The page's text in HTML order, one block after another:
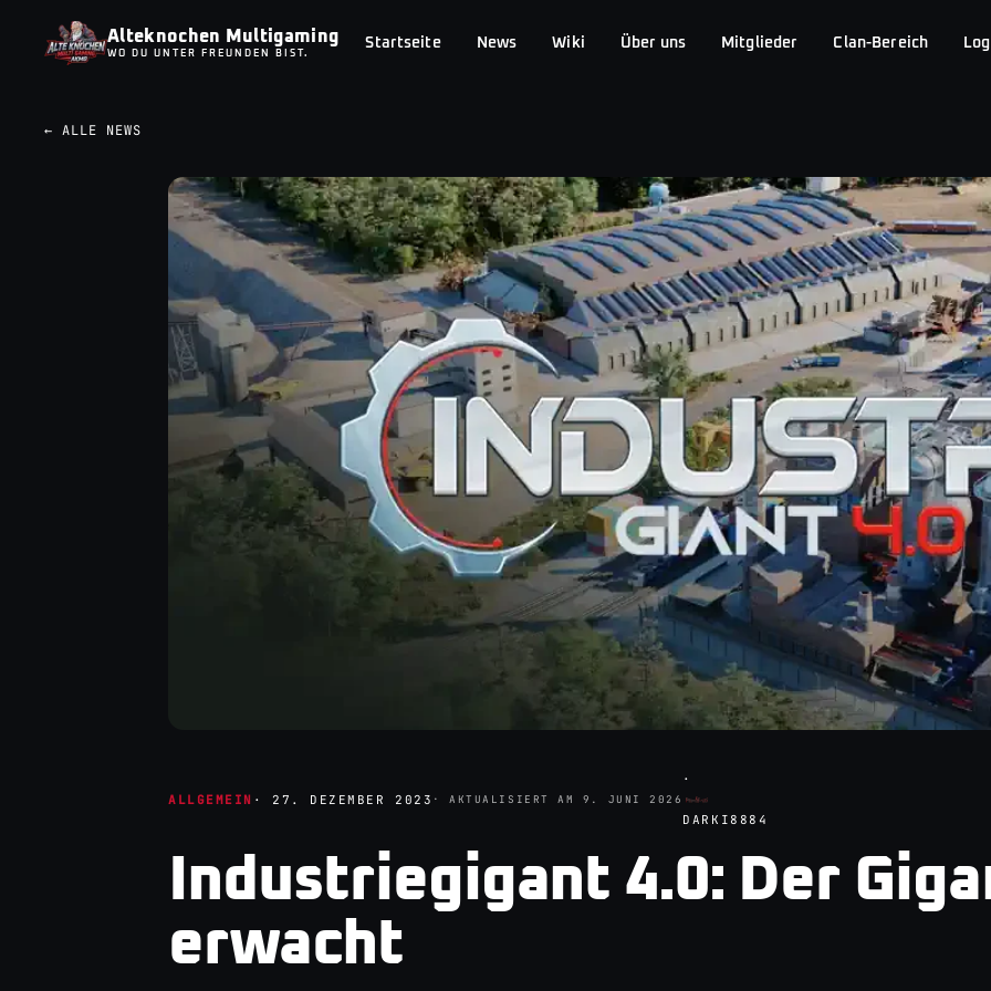
Alteknochen Multigaming
WO DU UNTER FREUNDEN BIST.
Startseite News Wiki Über uns Mitglieder Clan-Bereich
← ALLE NEWS
ALLGEMEIN · 27. DEZEMBER 2023 · AKTUALISIERT AM 9. JUNI 2026
·
DARKI8884
Industriegigant 4.0: Der
erwacht